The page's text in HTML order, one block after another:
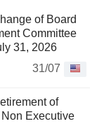
of Board
Committee
31, 2026
31/07
of
Executive